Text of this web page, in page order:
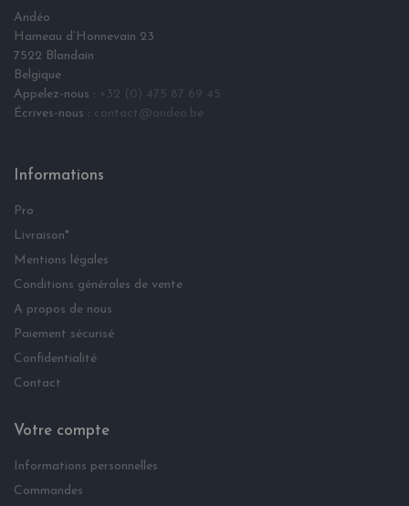
Andéo
Hameau d‘Honnevain 23
7522 Blandain
Belgique
Appelez-nous : +32 (0) 475 87 69 45
Écrives-nous : contact@andeo.be
Informations
Pro
Livraison*
Mentions légales
Conditions générales de vente
A propos de nous
Paiement sécurisé
Confidentialité
Contact
Votre compte
Informations personnelles
Commandes